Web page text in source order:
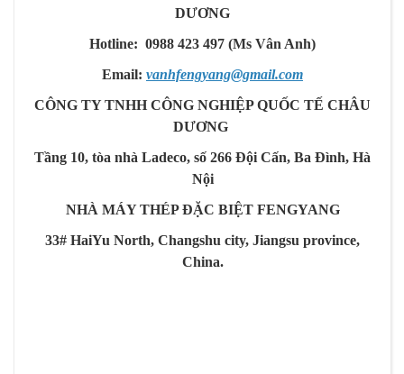
DƯƠNG
Hotline: 0988 423 497 (Ms Vân Anh)
Email: vanhfengyang@gmail.com
CÔNG TY TNHH CÔNG NGHIỆP QUỐC TẾ CHÂU
DƯƠNG
Tầng 10, tòa nhà Ladeco, số 266 Đội Cấn, Ba Đình, Hà
Nội
NHÀ MÁY THÉP ĐẶC BIỆT FENGYANG
33# HaiYu North, Changshu city, Jiangsu province,
China.